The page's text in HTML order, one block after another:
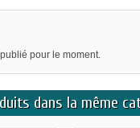
pour le moment.
dans la même